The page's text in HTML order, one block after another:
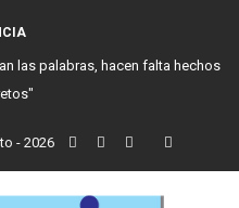
las palabras, hacen falta hechos
- 2026